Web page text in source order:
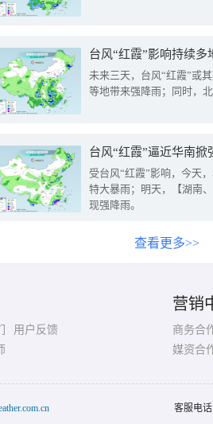
台风“红霞”影响持续
未来三天，台风“红霞”或
等地带来强降雨；同时，
台风“红霞”逼近华南
受台风“红霞”影响，今天
特大暴雨；明天，【湖南
现强降雨。
查看更多>>
用户反馈
营销
商务合
媒资合
客服电